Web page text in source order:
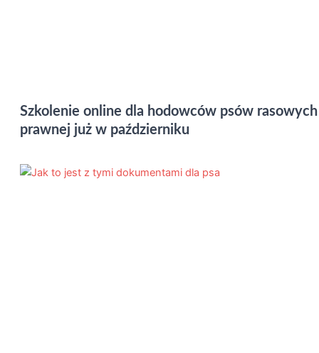
Szkolenie online dla hodowców psów
prawnej już w październiku